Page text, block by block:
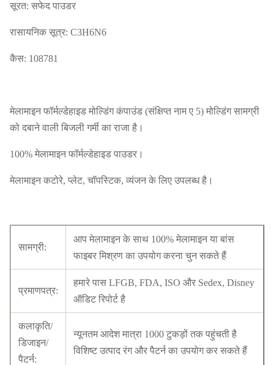
सूरत: सफेद पाउडर
रासायनिक सूत्र: C3H6N6
कैस: 108781
मेलामाइन फॉर्मल्डेहाइड मोल्डिंग कंपाउंड (संक्षिप्त नाम ए 5) मोल्डिंग सामग्री
को दबाने वाली बिजली गर्मी का राजा है।
100% मेलामाइन फॉर्मल्डेहाइड पाउडर।
मेलामाइन कटोरे, प्लेट, चॉपस्टिक, व्यंजन के लिए उपलब्ध है।
सामग्री:
आप मेलामाइन के साथ 100% मेलामाइन या बांस
फाइबर मिश्रण का उपयोग करना चुन सकते हैं
प्रमाणपत्र:
हमारे पास LFGB, FDA, ISO और Sedex, Disney
ऑडिट रिपोर्ट है
कलाकृति/
डिजाइन/
पैटर्न:
न्यूनतम आदेश मात्रा 1000 टुकड़ों तक पहुंचती है
विशिष्ट उत्पाद रंग और पैटर्न का उपयोग कर सकते हैं